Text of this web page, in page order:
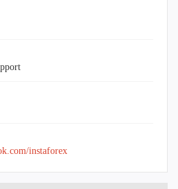
instaforex